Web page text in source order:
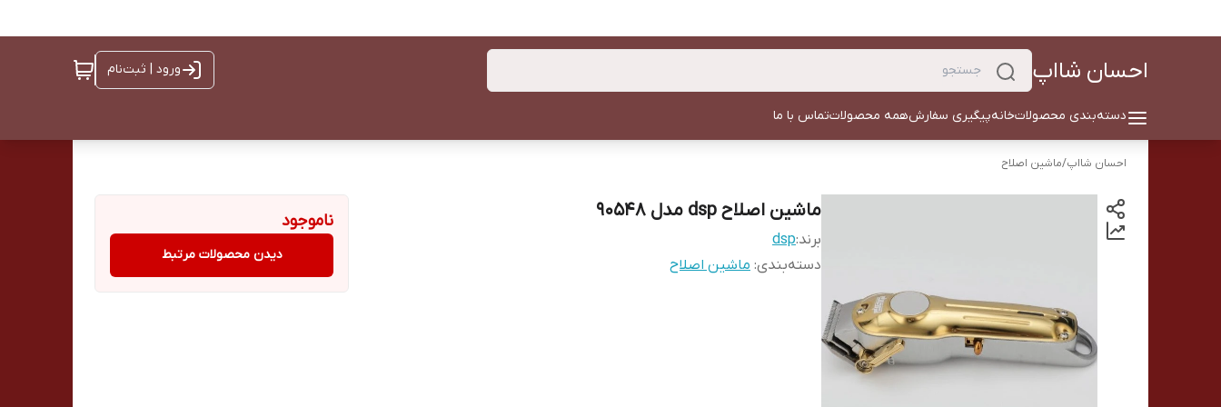
احسان شااپ ورود | ثبت‌نام
دسته‌بندی محصولاتخانهپیگیری سفارشهمه محصولاتتماس با ما
احسان شااپ/ماشین اصلاح
ماشین اصلاح dsp مدل 90548
برند:dsp
دسته‌بندی: ماشین اصلاح
ناموجود
دیدن محصولات مرتبط